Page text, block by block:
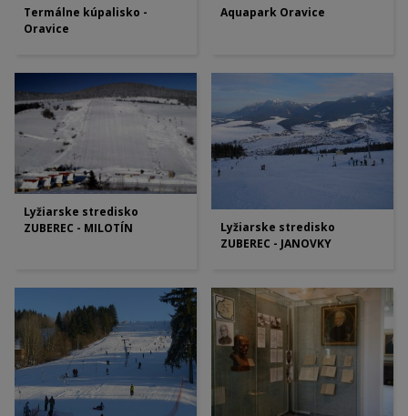
Termálne kúpalisko -
Oravice
Aquapark Oravice
Lyžiarske stredisko
ZUBEREC - MILOTÍN
Lyžiarske stredisko
ZUBEREC - JANOVKY